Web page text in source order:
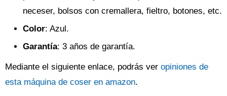
neceser, bolsos con cremallera, fieltro, botones, etc.
Color: Azul.
Garantía: 3 años de garantía.
Mediante el siguiente enlace, podrás ver opiniones de
esta máquina de coser en amazon.